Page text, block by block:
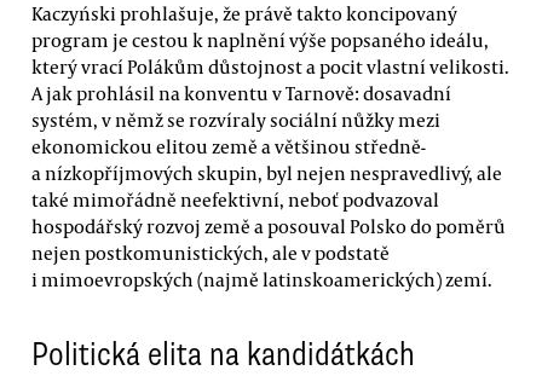
Kaczyński prohlašuje, že právě takto koncipovaný
program je cestou k naplnění výše popsaného ideálu,
který vrací Polákům důstojnost a pocit vlastní velikosti.
A jak prohlásil na konventu v Tarnově: dosavadní
systém, v němž se rozvíraly sociální nůžky mezi
ekonomickou elitou země a většinou středně-
a nízkopříjmových skupin, byl nejen nespravedlivý, ale
také mimořádně neefektivní, neboť podvazoval
hospodářský rozvoj země a posouval Polsko do poměrů
nejen postkomunistických, ale v podstatě
i mimoevropských (najmě latinskoamerických) zemí.
Politická elita na kandidátkách